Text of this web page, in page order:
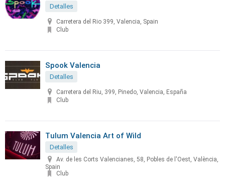
Detalles
Carretera del Rio 399, Valencia, Spain
Club
Spook Valencia
Detalles
Carretera del Riu, 399, Pinedo, Valencia, España
Club
Tulum Valencia Art of Wild
Detalles
Av. de les Corts Valencianes, 58, Pobles de l'Oest, València,
Spain
Club